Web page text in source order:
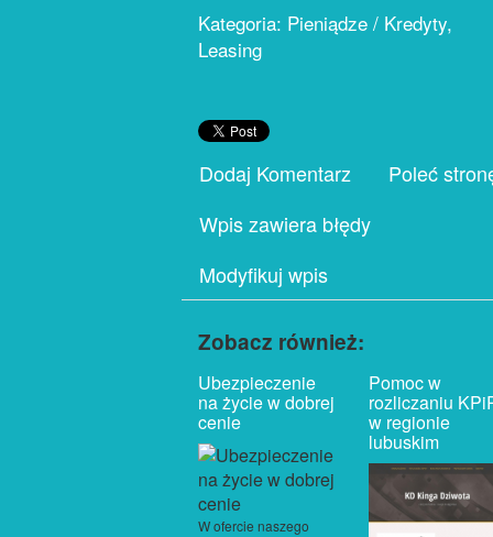
Kategoria: Pieniądze / Kredyty,
Leasing
Dodaj Komentarz
Poleć
Wpis zawiera błędy
Modyfikuj wpis
Zobacz również:
Ubezpieczenie
na życie w dobrej
cenie
W ofercie naszego
Pomoc w
rozliczaniu
w regionie
lubuskim